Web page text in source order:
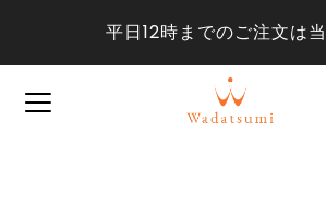
平日12時までのご注文は